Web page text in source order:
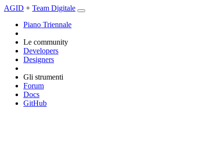
AGID + Team Digitale
Piano Triennale
Le community
Developers
Designers
Gli strumenti
Forum
Docs
GitHub